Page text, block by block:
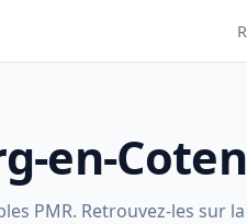
en-
PMR. Retrouvez-les sur